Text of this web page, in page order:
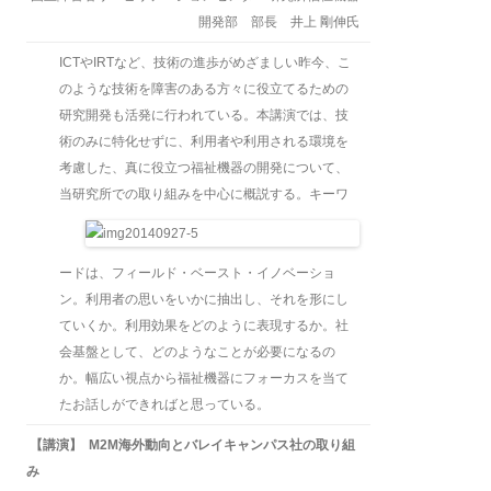
開発部 部長 井上 剛伸氏
ICTやIRTなど、技術の進歩がめざましい昨今、こ
のような技術を障害のある方々に役立てるための
研究開発も活発に行われている。本講演では、技
術のみに特化せずに、利用者や利用される環境を
考慮した、真に役立つ福祉機器の開発について、
当研究所での取り組みを中心に概説する。 キーワ
ードは、フィールド・ベースト・イノベーショ
ン。利用者の思いをいかに抽出し、それを形にし
ていくか。利用効果をどのように表現するか。社
会基盤として、どのようなことが必要になるの
か。幅広い視点から福祉機器にフォーカスを当て
たお話しができればと思っている。
【講演】 M2M海外動向とバレイキャンパス社の取り組
み